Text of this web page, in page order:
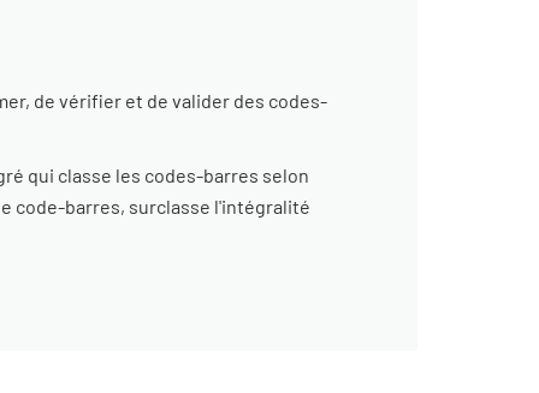
de vérifier et de valider des codes-
qui classe les codes-barres selon
code-barres, surclasse l'intégralité